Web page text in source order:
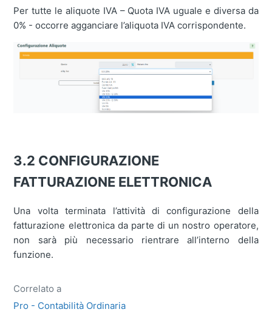
Per tutte le aliquote IVA – Quota IVA uguale e diversa da
0% - occorre agganciare l’aliquota IVA corrispondente.
3.2 CONFIGURAZIONE
FATTURAZIONE ELETTRONICA
Una volta terminata l’attività di configurazione della
fatturazione elettronica da parte di un nostro operatore,
non sarà più necessario rientrare all’interno della
funzione.
Correlato a
Pro - Contabilità Ordinaria